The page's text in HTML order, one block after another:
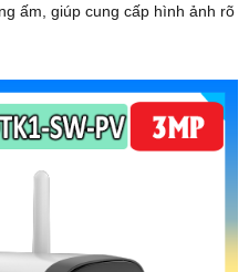
ấm, giúp cung cấp hình ảnh rõ